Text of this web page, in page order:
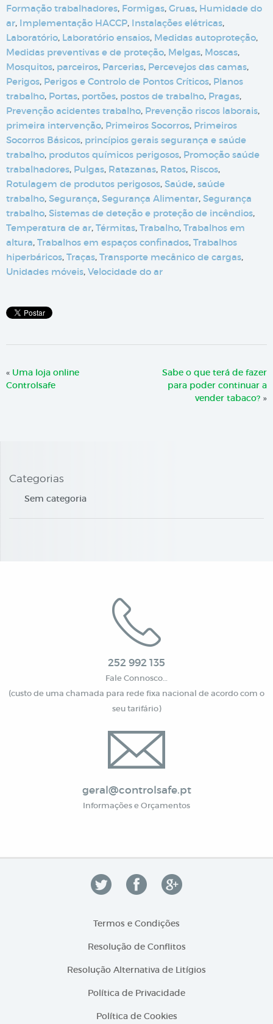
Formação trabalhadores, Formigas, Gruas, Humidade do
ar, Implementação HACCP, Instalações elétricas,
Laboratório, Laboratório ensaios, Medidas autoproteção,
Medidas preventivas e de proteção, Melgas, Moscas,
Mosquitos, parceiros, Parcerias, Percevejos das camas,
Perigos, Perigos e Controlo de Pontos Críticos, Planos
trabalho, Portas, portões, postos de trabalho, Pragas,
Prevenção acidentes trabalho, Prevenção riscos laborais,
primeira intervenção, Primeiros Socorros, Primeiros
Socorros Básicos, princípios gerais segurança e saúde
trabalho, produtos químicos perigosos, Promoção saúde
trabalhadores, Pulgas, Ratazanas, Ratos, Riscos,
Rotulagem de produtos perigosos, Saúde, saúde
trabalho, Segurança, Segurança Alimentar, Segurança
trabalho, Sistemas de deteção e proteção de incêndios,
Temperatura de ar, Térmitas, Trabalho, Trabalhos em
altura, Trabalhos em espaços confinados, Trabalhos
hiperbáricos, Traças, Transporte mecânico de cargas,
Unidades móveis, Velocidade do ar
« Uma loja online
Controlsafe
Sabe o que terá de fazer
para poder continuar a
vender tabaco? »
Categorias
Sem categoria
252 992 135
Fale Connosco…
(custo de uma chamada para rede fixa nacional de acordo com o
seu tarifário)
geral@controlsafe.pt
Informações e Orçamentos
Termos e Condições
Resolução de Conflitos
Resolução Alternativa de Litígios
Política de Privacidade
Política de Cookies